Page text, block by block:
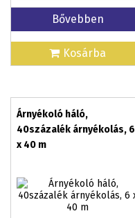
Bővebben
Kosárba
Árnyékoló háló,
40százalék árnyékolás, 6
x 40 m